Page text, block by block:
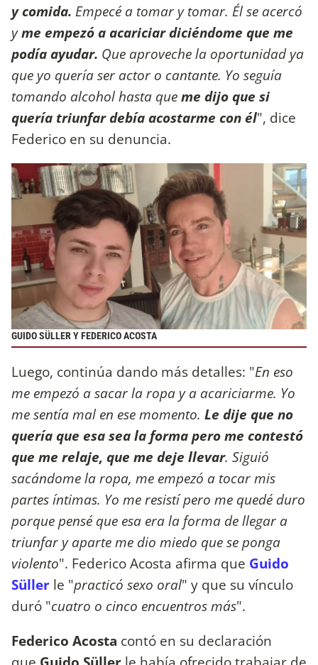
y comida. Empecé a tomar y tomar. Él se acercó
yme empezó a acariciar diciéndome que me
podía ayudar. Que aproveche la oportunidad ya
que yo quería ser actor o cantante. Yo seguía
tomando alcohol hasta queme dijo que si
quería triunfar debía acostarme con él", dice
Federico en su denuncia.
GUIDO SÜLLER Y FEDERICO ACOSTA
Luego, continúa dando más detalles: "En eso
me empezó a sacar la ropa y a acariciarme. Yo
me sentía mal en ese momento. Le dije que no
quería que esa sea la forma pero me contestó
que me relaje, que me deje llevar. Siguió
sacándome la ropa, me empezó a tocar mis
partes íntimas. Yo me resistí pero me quedé duro
porque pensé que esa era la forma de llegar a
triunfar y aparte me dio miedo que se ponga
violento". Federico Acosta afirma que Guido
Süller le "practicó sexo oral" y que su vínculo
duró "cuatro o cinco encuentros más".
Federico Acosta contó en su declaración